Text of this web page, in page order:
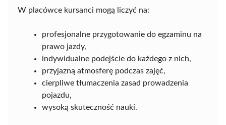
W placówce kursanci mogą liczyć na:
profesjonalne przygotowanie do egzaminu na
prawo jazdy,
indywidualne podejście do każdego z nich,
przyjazną atmosferę podczas zajęć,
cierpliwe tłumaczenia zasad prowadzenia
pojazdu,
wysoką skuteczność nauki.